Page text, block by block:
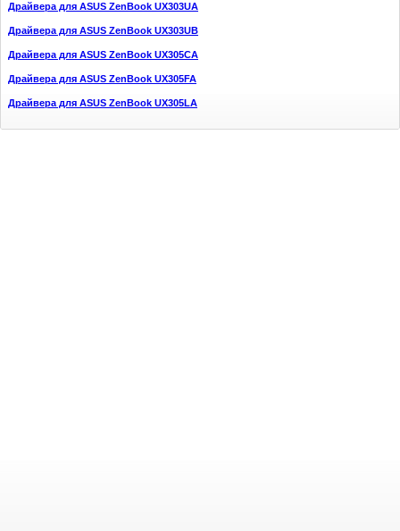
Драйвера для ASUS ZenBook UX303UA
Драйвера для ASUS ZenBook UX303UB
Драйвера для ASUS ZenBook UX305CA
Драйвера для ASUS ZenBook UX305FA
Драйвера для ASUS ZenBook UX305LA